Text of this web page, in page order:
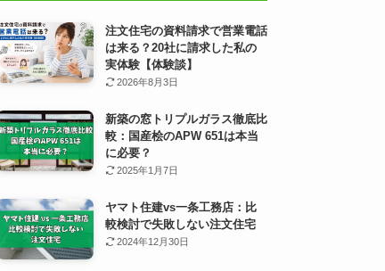
注文住宅の資料請求で営業電話
は来る？20社に請求した私の
実体験【体験談】
2026年8月3日
新築の窓トリプルガラス徹底比
較：国産桧のAPW 651は本当
に必要？
2025年1月7日
ヤマト住建vs一条工務店：比
較検討で失敗しない注文住宅
2024年12月30日